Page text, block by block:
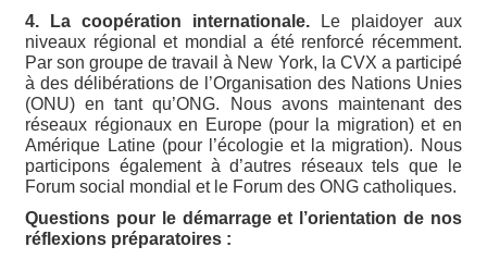
4. La coopération internationale. Le plaidoyer aux
niveaux régional et mondial a été renforcé récemment.
Par son groupe de travail à New York, la CVX a participé
à des délibérations de l’Organisation des Nations Unies
(ONU) en tant qu’ONG. Nous avons maintenant des
réseaux régionaux en Europe (pour la migration) et en
Amérique Latine (pour l’écologie et la migration). Nous
participons également à d’autres réseaux tels que le
Forum social mondial et le Forum des ONG catholiques.
Questions pour le démarrage et l’orientation de nos
réflexions préparatoires :